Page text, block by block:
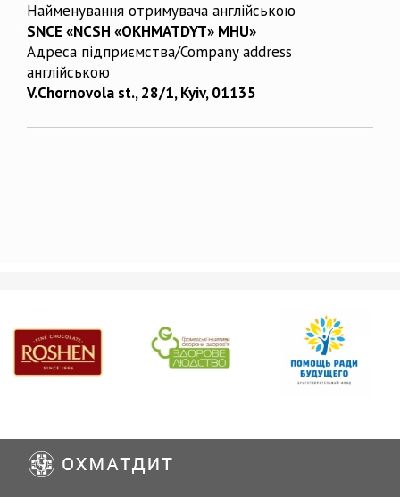
Найменування отримувача англійською
SNCE «NCSH «OKHMATDYT» MHU»
Адреса підприємства/Company address
англійською
V.Chornovola st., 28/1, Kyiv, 01135